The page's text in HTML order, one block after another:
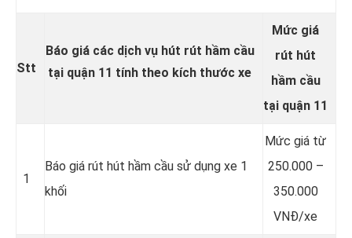
Stt
Báo giá các dịch vụ hút rút hầm cầu
tại quận 11 tính theo kích thước xe
Mức giá
rút hút
hầm cầu
tại quận 11
1
Báo giá rút hút hầm cầu sử dụng xe 1
khối
Mức giá từ
250.000 –
350.000
VNĐ/xe